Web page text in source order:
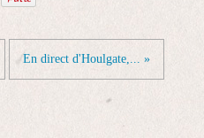
En direct d'Houlgate,... »